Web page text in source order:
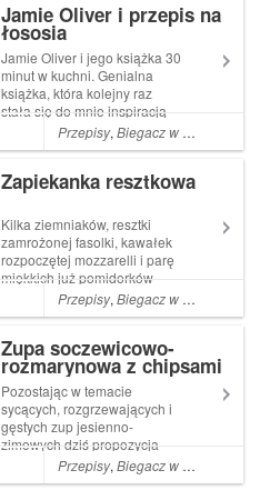
surowy (filet ok 300 g) szpinak
baby (1 opak, można użyć
mrożo...
Jamie Oliver i przepis na
łososia
Jamie Oliver i jego książka 30
minut w kuchni. Genialna
książka, która kolejny raz
stała się do mnie inspiracją
do przygotowania pysznego
obiadu. Kiedy na urodziny,
Jamiego byłam
zachwycona. To była taka ...
Przepisy,Biegacz w kuchni
Zapiekanka resztkowa
Kilka ziemniaków, resztki
zamrożonej fasolki, kawałek
rozpoczętej mozzarelli i parę
miękkich już pomidorków
koktajlowych. Do tego
przyjemny, aromatyczny sos
Tyle właśnie wystarczy, by
zrobić świetną zapiekankę,
tak napr...
Przepisy,Biegacz w kuchni
Zupa soczewicowo-
rozmarynowa z chipsami
z batatów
Pozostając w temacie
sycących, rozgrzewających i
gęstych zup jesienno-
zimowych dziś propozycja
wegetariańska,
bezglutenowa z porządną
Przepisy,Biegacz w kuchni